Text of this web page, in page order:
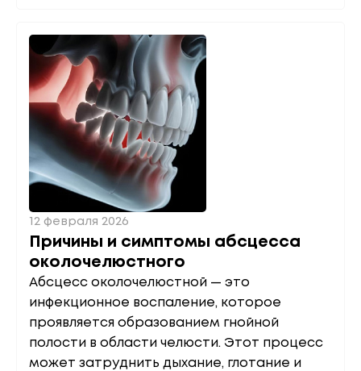
12 февраля 2026
Причины и симптомы абсцесса
околочелюстного
Абсцесс околочелюстной — это
инфекционное воспаление, которое
проявляется образованием гнойной
полости в области челюсти. Этот процесс
может затруднить дыхание, глотание и